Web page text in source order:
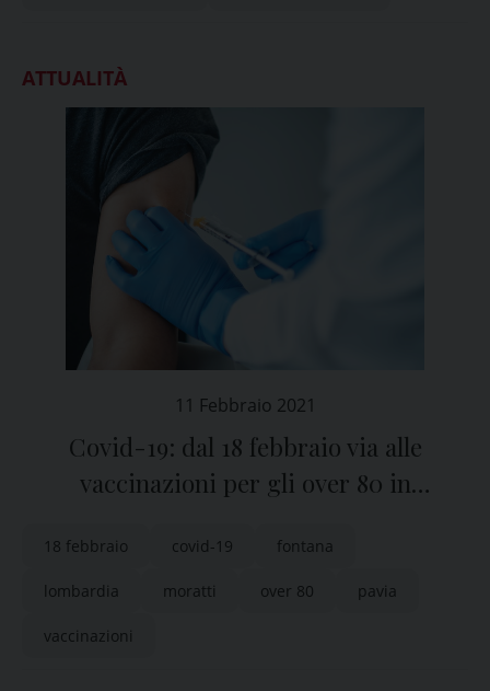
ATTUALITÀ
11 Febbraio 2021
Covid-19: dal 18 febbraio via alle
vaccinazioni per gli over 80 in
18 febbraio covid-19 fontana
lombardia moratti over 80 pavia
vaccinazioni